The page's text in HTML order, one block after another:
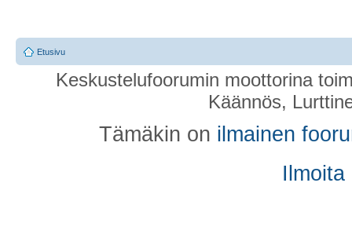
Etusivu
Keskustelufoorumin moottorina
Käännös,
Tämäkin on ilmainen